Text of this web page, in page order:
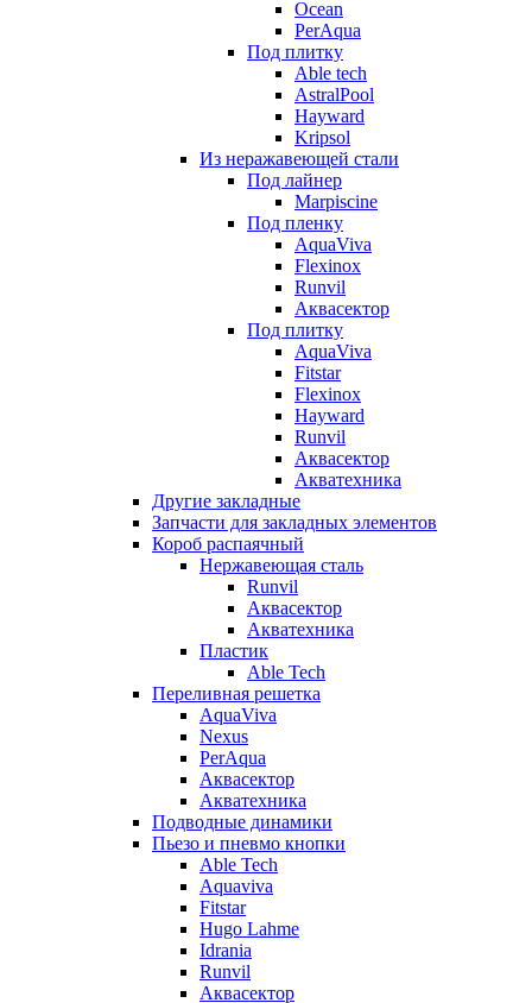
Ocean
PerAqua
Под плитку
Able tech
AstralPool
Hayward
Kripsol
Из неражавеющей стали
Под лайнер
Marpiscine
Под пленку
AquaViva
Flexinox
Runvil
Аквасектор
Под плитку
AquaViva
Fitstar
Flexinox
Hayward
Runvil
Аквасектор
Акватехника
Другие закладные
Запчасти для закладных элементов
Короб распаячный
Нержавеющая сталь
Runvil
Аквасектор
Акватехника
Пластик
Able Tech
Переливная решетка
AquaViva
Nexus
PerAqua
Аквасектор
Акватехника
Подводные динамики
Пьезо и пневмо кнопки
Able Tech
Aquaviva
Fitstar
Hugo Lahme
Idrania
Runvil
Аквасектор